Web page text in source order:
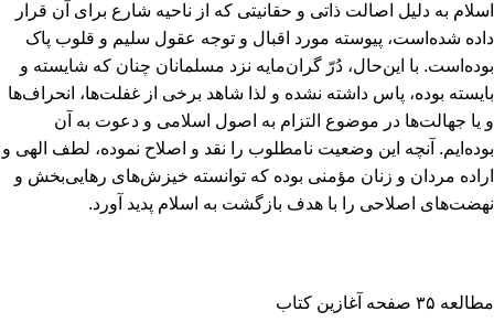
اسلام به دلیل اصالت ذاتی و حقانیتی که از ناحیه شارع برای آن قرار
داده شده‌است، پیوسته مورد اقبال و توجه عقول سلیم و قلوب پاک
بوده‌است. با این‌حال، دُرّ گران‌مایه نزد مسلمانان چنان که شایسته و
بایسته بوده، پاس داشته نشده و لذا شاهد برخی از غفلت‌ها، انحراف‌ها
و یا جهالت‌ها در موضوع التزام به اصول اسلامی و دعوت به آن
بوده‌ایم. آنچه این وضعیت نامطلوب را نقد و اصلاح نموده، لطف الهی و
اراده مردان و زنان مؤمنی بوده که توانسته خیزش‌های رهایی‌بخش و
نهضت‌های اصلاحی را با هدف بازگشت به اسلام پدید ‌آورد.
مطالعه ۳۵ صفحه آغازین کتاب